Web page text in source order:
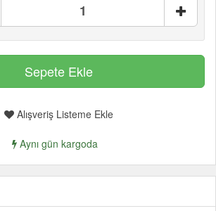
Alışveriş Listeme Ekle
Aynı gün kargoda